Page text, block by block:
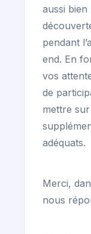
aussi bien
pendant
end. En
vos
de
mettre
adéquats.
Merci,
nous